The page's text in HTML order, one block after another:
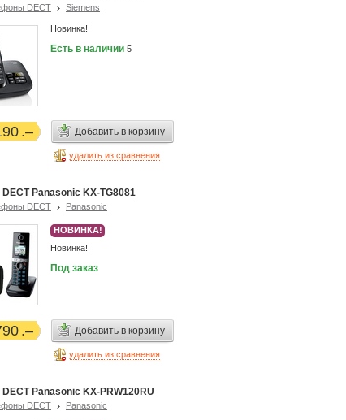
DECT Siemens
Новинка!
Есть в наличии 5
Добавить в корзину
удалить из сравнения
Panasonic KX-TG8081
DECT Panasonic
НОВИНКА!
Новинка!
Под заказ
Добавить в корзину
удалить из сравнения
Panasonic KX-PRW120RU
DECT Panasonic